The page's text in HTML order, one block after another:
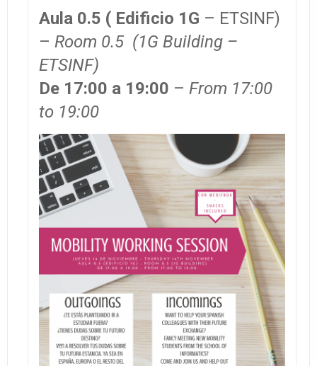
Aula 0.5 ( Edificio 1G – ETSINF)
– Room 0.5 (1G Building –
ETSINF)
De 17:00 a 19:00 – From 17:00
to 19:00